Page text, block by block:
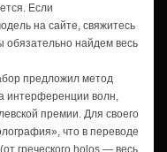
Если
на сайте, свяжитесь
обязательно найдем весь
предложил метод
интерференции волн,
премии. Для своего
что в переводе